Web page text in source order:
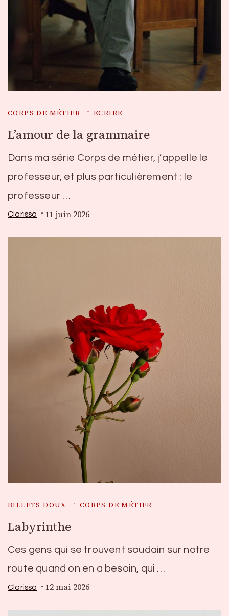
CORPS DE MÉTIER ECRIRE
L’amour de la grammaire
Dans ma série Corps de métier, j’appelle le
professeur, et plus particulièrement : le
professeur …
Clarissa 11 juin 2026
BILLETS DOUX CORPS DE MÉTIER
Labyrinthe
Ces gens qui se trouvent soudain sur notre
route quand on en a besoin, qui …
Clarissa 12 mai 2026